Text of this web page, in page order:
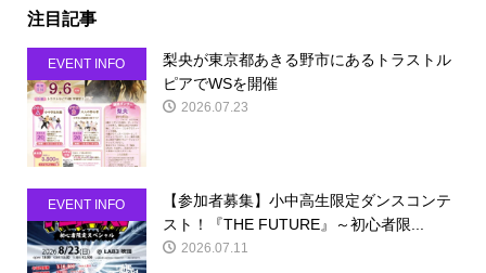
注目記事
EVENT INFO
梨央が東京都あきる野市にあるトラストル
ピアでWSを開催
2026.07.23
EVENT INFO
【参加者募集】小中高生限定ダンスコンテ
スト！『THE FUTURE』～初心者限...
2026.07.11